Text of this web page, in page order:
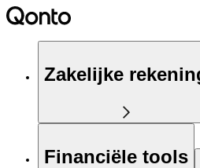
Zakelijke
Financiële tools